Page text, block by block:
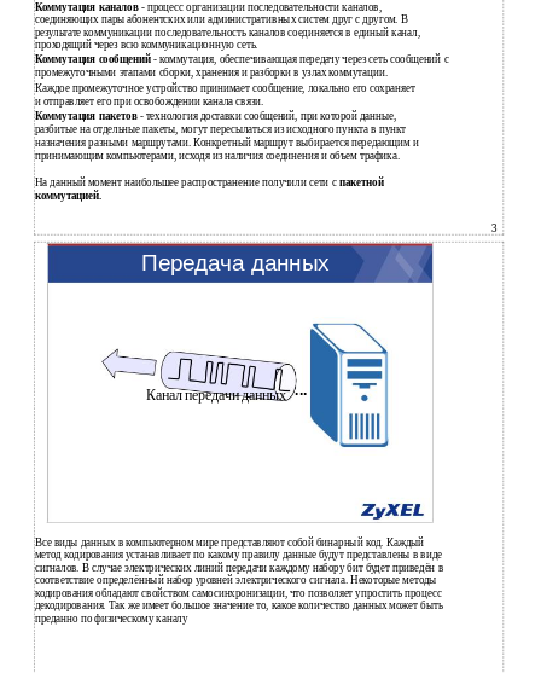
Коммутация каналов - процесс организации последовательности каналов,
соединяющих пары абонентских или административных систем друг с другом. В
результате коммуникации последовательность каналов соединяется в единый канал,
проходящий через всю коммуникационную сеть.
Коммутация сообщений- коммутация, обеспечивающая передачу через сеть сообщений с
промежуточными этапами сборки, хранения и разборки в узлах коммутации.
Каждое промежуточное устройство принимает сообщение, локально его сохраняет
и отправляет его при освобождении канала связи.
Коммутация пакетов - технология доставки сообщений, при которой данные,
разбитые на отдельные пакеты, могут пересылаться из исходного пункта в пункт
назначения разными маршрутами. Конкретный маршрут выбирается передающим и
принимающим компьютерами, исходя из наличия соединения и объем трафика.
На данный момент наибольшее распространение получили сети с пакетной
коммутацией.
3
Передача данных
Канал передачи данных ...
Все виды данных в компьютерном мире представляют собой бинарный код. Каждый
метод кодирования устанавливает по какому правилу данные будут представлены в виде
сигналов. В случае электрических линий передачи каждому набору бит будет приведён в
соответствие определённый набор уровней электрического сигнала. Некоторые методы
кодирования обладают свойством самосинхронизации, что позволяет упростить процесс
декодирования. Так же имеет большое значение то, какое количество данных может быть
преданно по физическому каналу